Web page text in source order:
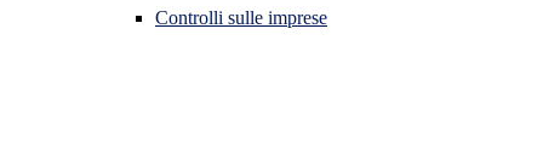
Controlli sulle imprese